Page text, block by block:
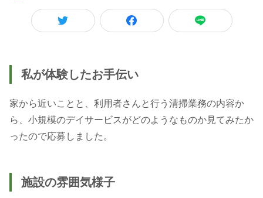
私が体験したお手伝い
家から近いことと、利用者さんと行う清掃業務の内容か
ら、小規模のデイサービスがどのようなものか見てみたか
ったので応募しました。
施設の雰囲気様子